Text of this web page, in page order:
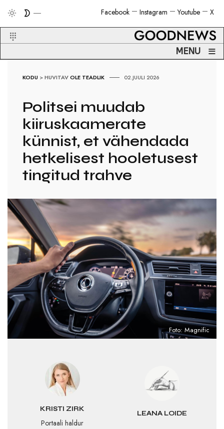
X
Youtube
Instagram
Facebook
MENU ≡
KODU >HUVITAVOLE TEADLIK 02.JUULI 2026
Politsei muudab
kiiruskaamerate
künnist, et vähendada
hetkelisest hooletusest
tingitud trahve
KRISTI ZIRK
Portaali haldur
LEANA LOIDE
Foto: Magnific